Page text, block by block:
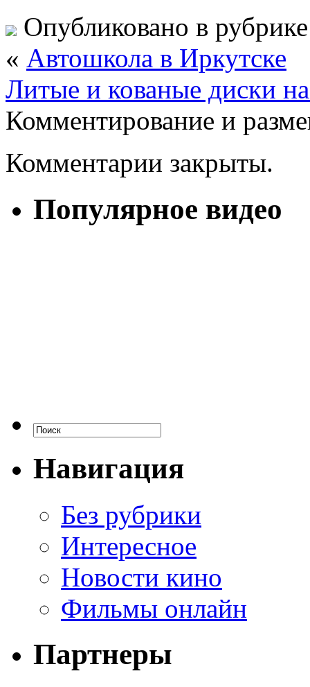
Опубликовано в
« Автошкола в Иркутске
Литые и кованые диски
Комментирование и
Комментарии закрыты.
Популярное видео
Навигация
Без рубрики
Интересное
Новости кино
Фильмы онлайн
Партнеры